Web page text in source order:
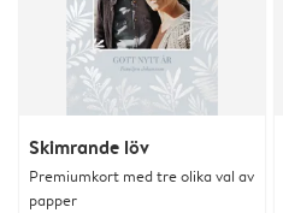
Skimrande löv
Premiumkort med tre olika val av
papper